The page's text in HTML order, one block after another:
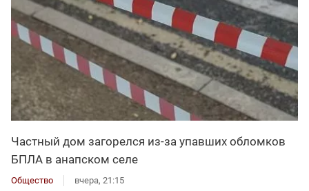
Частный дом загорелся из-за упавших обломков
БПЛА в анапском селе
Общество вчера, 21:15